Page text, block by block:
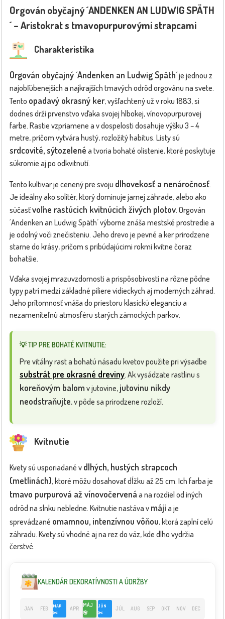
Orgován obyčajný ´ANDENKEN AN LUDWIG SPÄTH
´ – Aristokrat s tmavopurpurovými strapcami
Charakteristika
Orgován obyčajný ´Andenken an Ludwig Späth´je jednou z
najobľúbenejších a najkrajších tmavých odrôd orgovánu na svete.
Tento opadavý okrasný ker, vyšľachtený už v roku 1883, si
dodnes drží prvenstvo vďaka svojej hlbokej, vínovopurpurovej
farbe. Rastie vzpriamene a v dospelosti dosahuje výšku 3 – 4
metre, pričom vytvára hustý, rozložitý habitus. Listy sú
srdcovité, sýtozelené a tvoria bohaté olistenie, ktoré poskytuje
súkromie aj po odkvitnutí.
Tento kultivar je cenený pre svoju dlhovekosť a nenáročnosť.
Je ideálny ako solitér, ktorý dominuje jarnej záhrade, alebo ako
súčasťvoľne rastúcich kvitnúcich živých plotov. Orgován
´Andenken an Ludwig Späth´ výborne znáša mestské prostredie a
je odolný voči znečisteniu. Jeho drevo je pevné a ker prirodzene
starne do krásy, pričom s pribúdajúcimi rokmi kvitne čoraz
bohatšie.
Vďaka svojej mrazuvzdornosti a prispôsobivosti na rôzne pôdne
typy patrí medzi základné piliere vidieckych aj moderných záhrad.
Jeho prítomnosť vnáša do priestoru klasickú eleganciu a
nezameniteľnú atmosféru starých zámockých parkov.
💡 TIP PRE BOHATÉ KVITNUTIE:
Pre vitálny rast a bohatú násadu kvetov použite pri výsadbe
substrát pre okrasné dreviny. Ak vysádzate rastlinu s
koreňovým balom v jutovine, jutovinu nikdy
neodstraňujte, v pôde sa prirodzene rozloží.
Kvitnutie
Kvety sú usporiadané v dlhých, hustých strapcoch
(metlinách), ktoré môžu dosahovať dĺžku až 25 cm. Ich farba je
tmavo purpurová až vínovočervená a na rozdiel od iných
odrôd na slnku nebledne. Kvitnutie nastáva v máji a je
sprevádzané omamnou, intenzívnou vôňou, ktorá zaplní celú
záhradu. Kvety sú vhodné aj na rez do váz, kde dlho vydržia
čerstvé.
KALENDÁR DEKORATÍVNOSTI A ÚDRŽBY
JAN FEB
MAR
✂️
APR
MÁJ
🌸
JÚN
✂️
JÚL AUG SEP OKT NOV DEC